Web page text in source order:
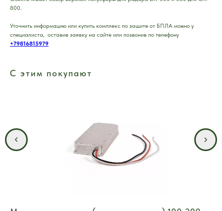
800.
Уточнить информацию или купить комплекс по защите от БПЛА можно у
специалиста, оставив заявку на сайте или позвонив по телефону
+79816815979
С этим покупают